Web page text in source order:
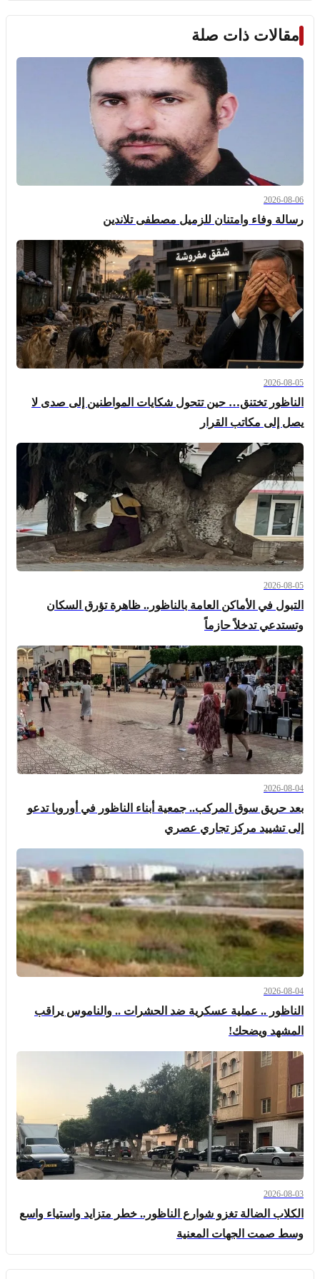
مقالات ذات صلة
2026-08-06
رسالة وفاء وامتنان للزميل مصطفى تلاندين
2026-08-05
الناظور تختنق… حين تتحول شكايات المواطنين إلى صدى لا
يصل إلى مكاتب القرار
2026-08-05
التبول في الأماكن العامة بالناظور.. ظاهرة تؤرق السكان
وتستدعي تدخلاً حازماً
2026-08-04
بعد حريق سوق المركب.. جمعية أبناء الناظور في أوروبا تدعو
إلى تشييد مركز تجاري عصري
2026-08-04
الناظور .. عملية عسكرية ضد الحشرات .. والناموس يراقب
المشهد ويضحك!
2026-08-03
الكلاب الضالة تغزو شوارع الناظور.. خطر متزايد واستياء واسع
وسط صمت الجهات المعنية